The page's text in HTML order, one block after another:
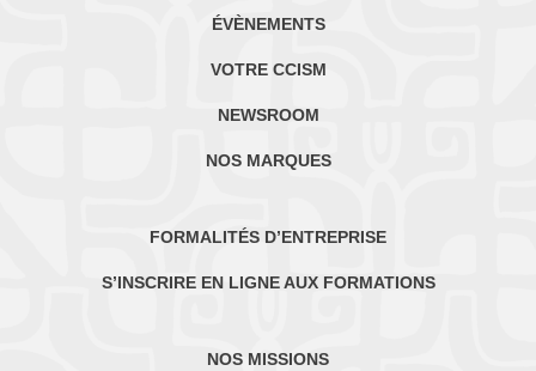
ÉVÈNEMENTS
VOTRE CCISM
NEWSROOM
NOS MARQUES
FORMALITÉS D’ENTREPRISE
S’INSCRIRE EN LIGNE AUX FORMATIONS
NOS MISSIONS